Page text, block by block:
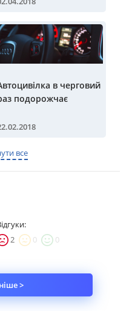
в черговий
подорожчає
все
2
0
0
>